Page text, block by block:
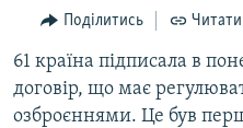
Перейти
пошуку
ПОГЛЯД
ІНТЕРВ'Ю
ВСЕ ЗА ДЕНЬ
Поділитись
61 країна підписала в
договір, що має
озброєннями. Це був